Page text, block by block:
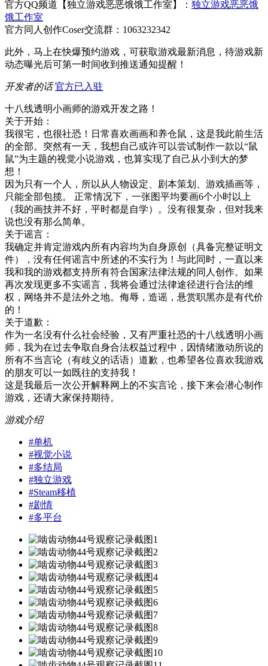
官方QQ频道【独立游戏恶恶饿饿工作室】： 独立游戏恶恶饿
饿工作室
官方同人创作Coser交流群：1063232342
此外，马上在快爆预约游戏，可获取游戏最新消息，待游戏新
动态曝光后可第一时间收到推送通知提醒！
开发者的话 官方已入驻
十八线透明小画师的游戏开发之路！
关于开始：
我很宅，也很社恐！日常喜欢画画和养仓鼠，这是我此前生活
的全部。突然有一天，我想自己或许可以尝试制作一款以“鼠
鼠”为主题的视觉小说游戏，也算实现了自己从小到大的梦
想！
因为只有一个人，所以从人物设定、剧本策划、游戏插画等，
只能全部包揽。 正常情况下，一张图平均要画6个小时以上
（我的画技并不好，平时都是自学）。没有很复杂，但对我来
说也没有那么简单。
关于谣言：
我确定并肯定游戏内所有内容均为自身原创（具备完整证明文
件），没有任何谣言中所述的不实行为！与此同时，一直以来
我和我的游戏都支持所有符合国家法律法规的同人创作。如果
再次发现更多不实谣言，我将会通过法律途径进行合法的维
权，网络并不是法外之地。侮辱，造谣，悬赏职黑亦是有代价
的！
关于道歉：
作为一名没有什么社会经验，又有严重社恐的十八线透明小画
师，我为在过去争取自身合法权益过程中，因情绪激动所说的
所有不当言论（有歧义的话语）道歉，也希望各位喜欢我游戏
的朋友可以一如既往的支持我！
这是我最后一次公开解释网上的不实言论，接下来会潜心制作
游戏，还请大家保持期待。
游戏介绍
#单机
#视觉小说
#多结局
#独立游戏
#Steam移植
#剧情
#多平台